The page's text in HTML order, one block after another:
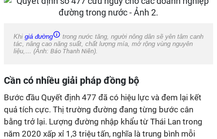
Khi giá đường
trong nước tăng, người nông dân sẽ yên tâm canh
tác, nâng cao năng suất, chất lượng mía, mở rộng vùng nguyên
liệu,… (Ảnh: Báo Thanh Niên).
Cần có nhiều giải pháp đồng bộ
Bước đầu Quyết định 477 đã có hiệu lực và đem lại kết
quả tích cực. Thị trường đường đang từng bước cân
bằng trở lại. Lượng đường nhập khẩu từ Thái Lan trong
năm 2020 xấp xỉ 1,3 triệu tấn, nghĩa là trung bình mỗi